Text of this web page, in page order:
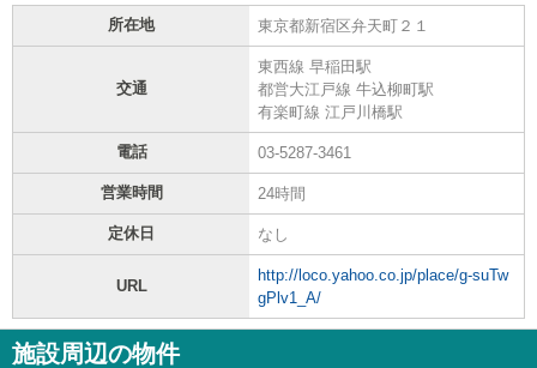
所在地 東京都新宿区弁天町２１
交通
東西線 早稲田駅
都営大江戸線 牛込柳町駅
有楽町線 江戸川橋駅
電話 03-5287-3461
営業時間 24時間
定休日 なし
URL
http://loco.yahoo.co.jp/place/g-suTw
gPlv1_A/
施設周辺の物件